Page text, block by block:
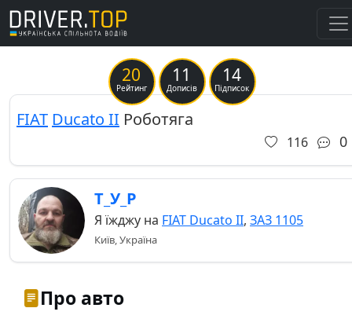
20
Рейтинг
11
Дописів
14
Підписок
Previous
FIAT Ducato II Роботяга
116 0
Т_У_Р
Я їжджу на FIAT Ducato II, ЗАЗ 1105
Київ, Україна
Про авто